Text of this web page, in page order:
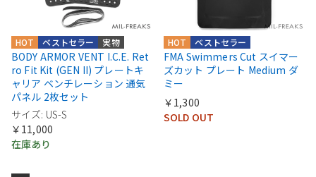
実物
ベストセラー
HOT
BODY ARMOR VENT I.C.E. Ret
ro Fit Kit (GEN II) プレートキ
ャリア ベンチレーション 通気
パネル 2枚セット
サイズ: US-S
￥11,000
在庫あり
ベストセラー
HOT
FMA Swimmers Cut スイマー
ズカット プレート Medium ダ
ミー
￥1,300
SOLD OUT